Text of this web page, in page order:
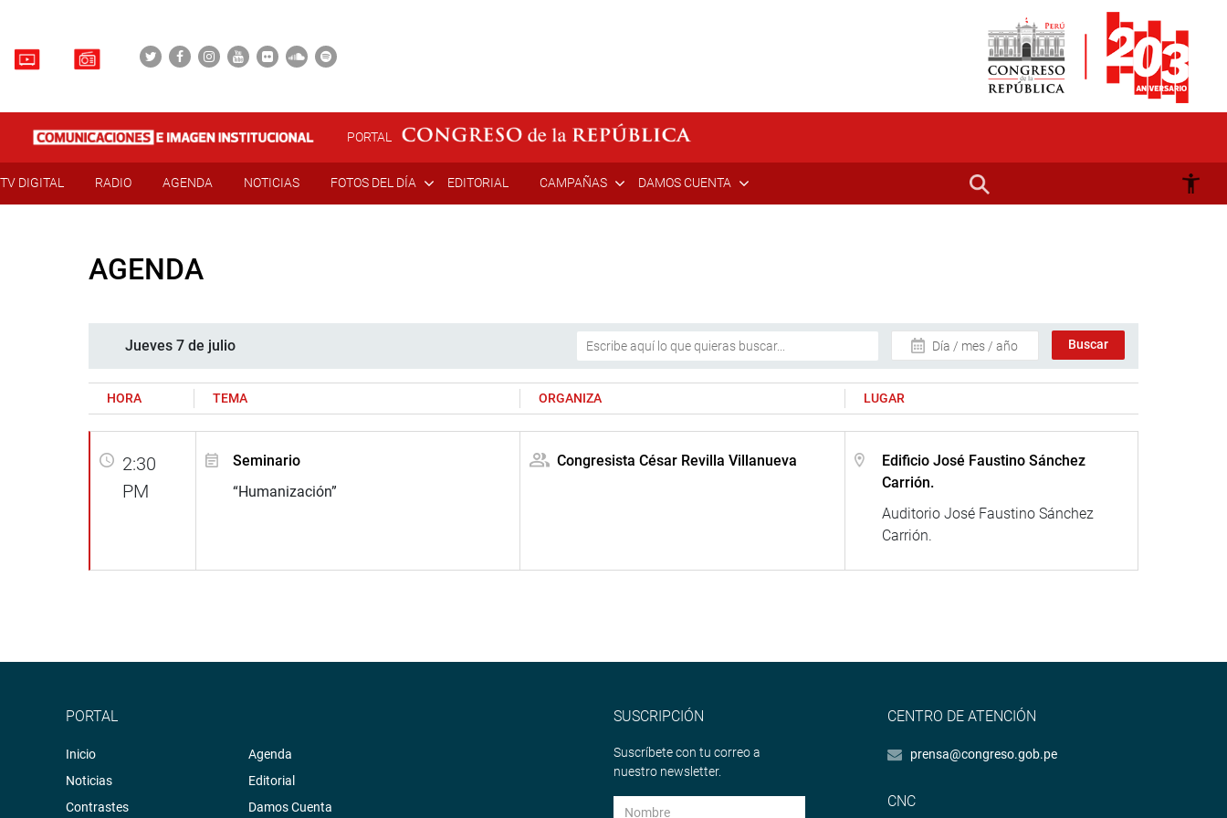
PORTAL
TV DIGITAL RADIO AGENDA NOTICIAS FOTOS DEL DÍA EDITORIAL CAMPAÑAS DAMOS CUENTA
AGENDA
Jueves 7 de julio Día / mes / año
HORA TEMA ORGANIZA LUGAR
2:30
PM
Seminario
“Humanización”
Congresista César Revilla Villanueva
Edificio José Faustino Sánchez
Carrión.
Auditorio José Faustino Sánchez
Carrión.
PORTAL
Inicio
Noticias
Contrastes
Agenda
Editorial
Damos Cuenta
SUSCRIPCIÓN
Suscríbete con tu correo a
nuestro newsletter.
CENTRO DE ATENCIÓN
prensa@congreso.gob.pe
CNC